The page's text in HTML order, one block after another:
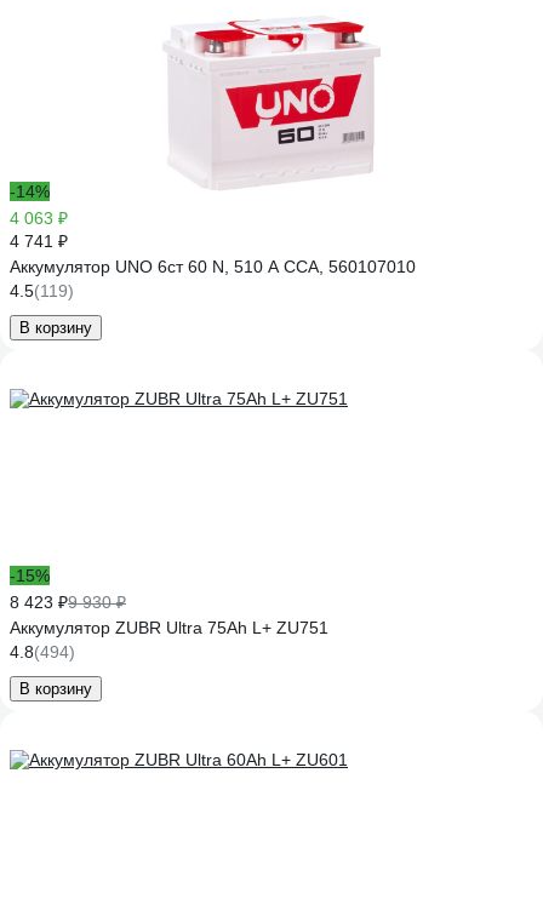
-14%
4 063 ₽
4 741 ₽
Аккумулятор UNO 6ст 60 N, 510 А CCA, 560107010
4.5(119)
В корзину
-15%
8 423 ₽9 930 ₽
Аккумулятор ZUBR Ultra 75Ah L+ ZU751
4.8(494)
В корзину